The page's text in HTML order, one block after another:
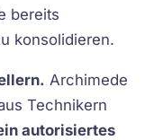
bereits
konsolidieren.
Archimede
Technikern
autorisiertes